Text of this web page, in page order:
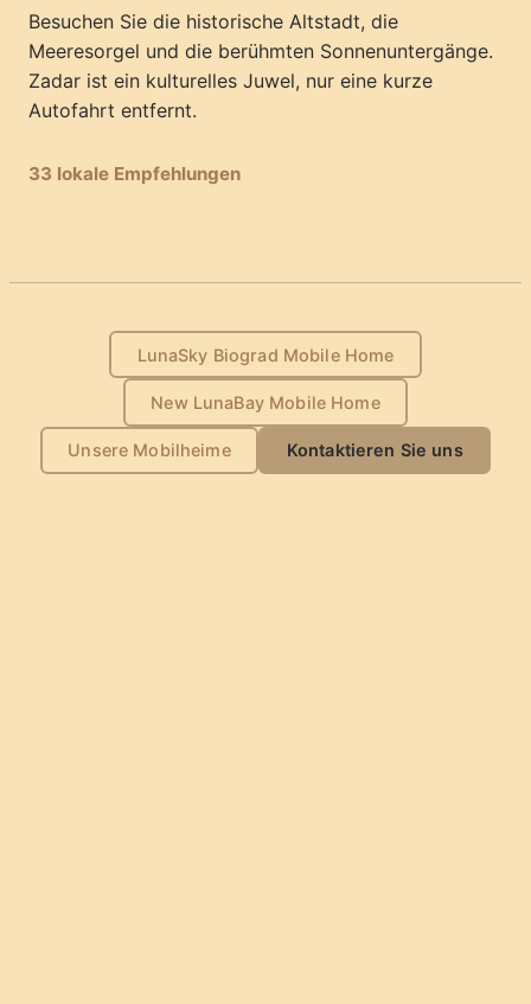
Besuchen Sie die historische Altstadt, die
Meeresorgel und die berühmten Sonnenuntergänge.
Zadar ist ein kulturelles Juwel, nur eine kurze
Autofahrt entfernt.
33 lokale Empfehlungen
LunaSky Biograd Mobile Home
New LunaBay Mobile Home
Unsere Mobilheime Kontaktieren Sie uns